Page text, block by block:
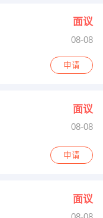
面议
08-08
申请
面议
08-08
申请
面议